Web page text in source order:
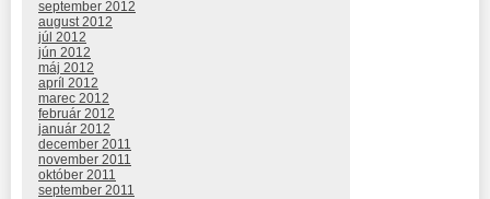
september 2012
august 2012
júl 2012
jún 2012
máj 2012
apríl 2012
marec 2012
február 2012
január 2012
december 2011
november 2011
október 2011
september 2011